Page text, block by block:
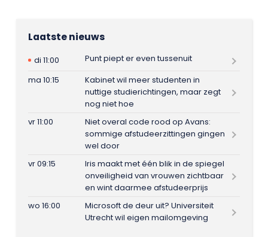
Laatste nieuws
di 11:00
Punt piept er even tussenuit
ma 10:15
Kabinet wil meer studenten in
nuttige studierichtingen, maar zegt
nog niet hoe
vr 11:00
Niet overal code rood op Avans:
sommige afstudeerzittingen gingen
wel door
vr 09:15
Iris maakt met één blik in de spiegel
onveiligheid van vrouwen zichtbaar
en wint daarmee afstudeerprijs
wo 16:00
Microsoft de deur uit? Universiteit
Utrecht wil eigen mailomgeving